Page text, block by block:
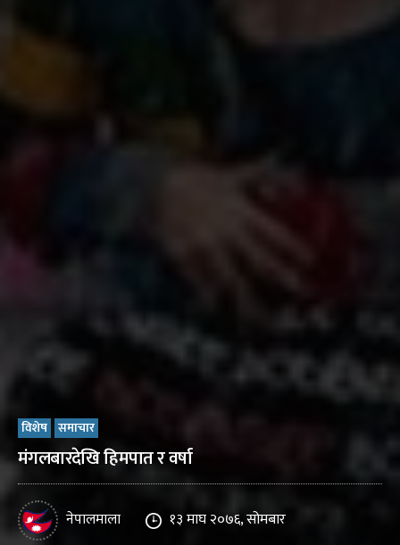
विशेष समाचार
मंगलबारदेखि हिमपात र वर्षा
नेपालमाला १३ माघ २०७६, सोमबार